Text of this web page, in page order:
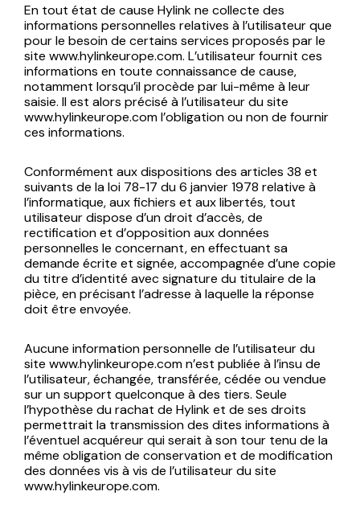
En tout état de cause Hylink ne collecte des
informations personnelles relatives à l’utilisateur que
pour le besoin de certains services proposés par le
site www.hylinkeurope.com. L’utilisateur fournit ces
informations en toute connaissance de cause,
notamment lorsqu’il procède par lui-même à leur
saisie. Il est alors précisé à l’utilisateur du site
www.hylinkeurope.com l’obligation ou non de fournir
ces informations.
Conformément aux dispositions des articles 38 et
suivants de la loi 78-17 du 6 janvier 1978 relative à
l’informatique, aux fichiers et aux libertés, tout
utilisateur dispose d’un droit d’accès, de
rectification et d’opposition aux données
personnelles le concernant, en effectuant sa
demande écrite et signée, accompagnée d’une copie
du titre d’identité avec signature du titulaire de la
pièce, en précisant l’adresse à laquelle la réponse
doit être envoyée.
Aucune information personnelle de l’utilisateur du
site www.hylinkeurope.com n’est publiée à l’insu de
l’utilisateur, échangée, transférée, cédée ou vendue
sur un support quelconque à des tiers. Seule
l’hypothèse du rachat de Hylink et de ses droits
permettrait la transmission des dites informations à
l’éventuel acquéreur qui serait à son tour tenu de la
même obligation de conservation et de modification
des données vis à vis de l’utilisateur du site
www.hylinkeurope.com.